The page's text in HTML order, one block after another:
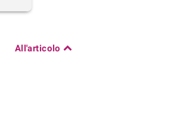
All'articolo